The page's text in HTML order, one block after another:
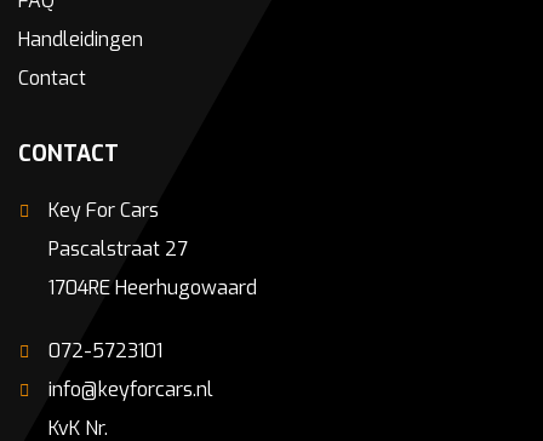
Handleidingen
Contact
CONTACT
Key For Cars
Pascalstraat 27
1704RE Heerhugowaard
072-5723101
info@keyforcars.nl
KvK Nr.